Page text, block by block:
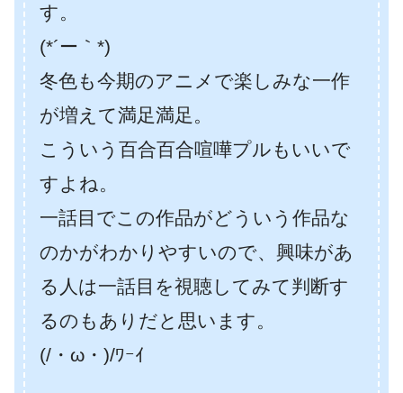
す。
(*´ー｀*)
冬色も今期のアニメで楽しみな一作
が増えて満足満足。
こういう百合百合喧嘩プルもいいで
すよね。
一話目でこの作品がどういう作品な
のかがわかりやすいので、興味があ
る人は一話目を視聴してみて判断す
るのもありだと思います。
(/・ω・)/ﾜｰｲ